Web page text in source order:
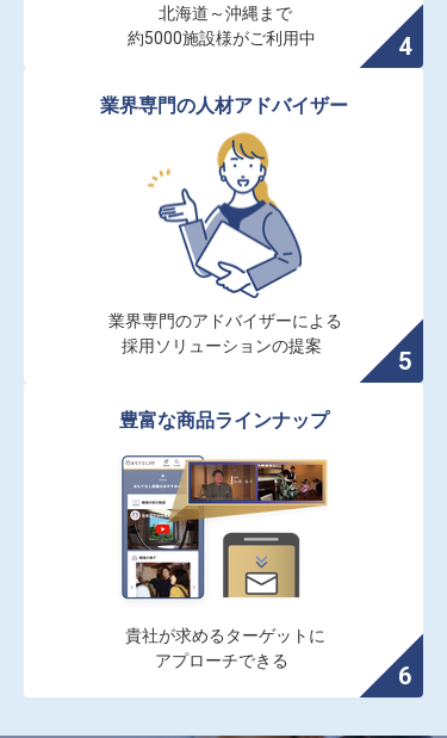
北海道～沖縄まで
約5000施設様がご利用中
業界専門の人材アドバイザー
業界専門のアドバイザーによる
採用ソリューションの提案
豊富な商品ラインナップ
貴社が求めるターゲットに
アプローチできる